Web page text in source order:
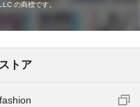
の商標です。
トア